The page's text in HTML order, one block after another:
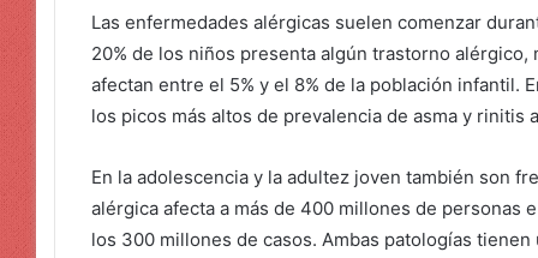
Las enfermedades alérgicas suelen comenzar
20% de los niños presenta algún trastorno
afectan entre el 5% y el 8% de la población infantil.
los picos más altos de prevalencia de asma y rinitis
En la adolescencia y la adultez joven también son
alérgica afecta a más de 400 millones de personas
los 300 millones de casos. Ambas patologías